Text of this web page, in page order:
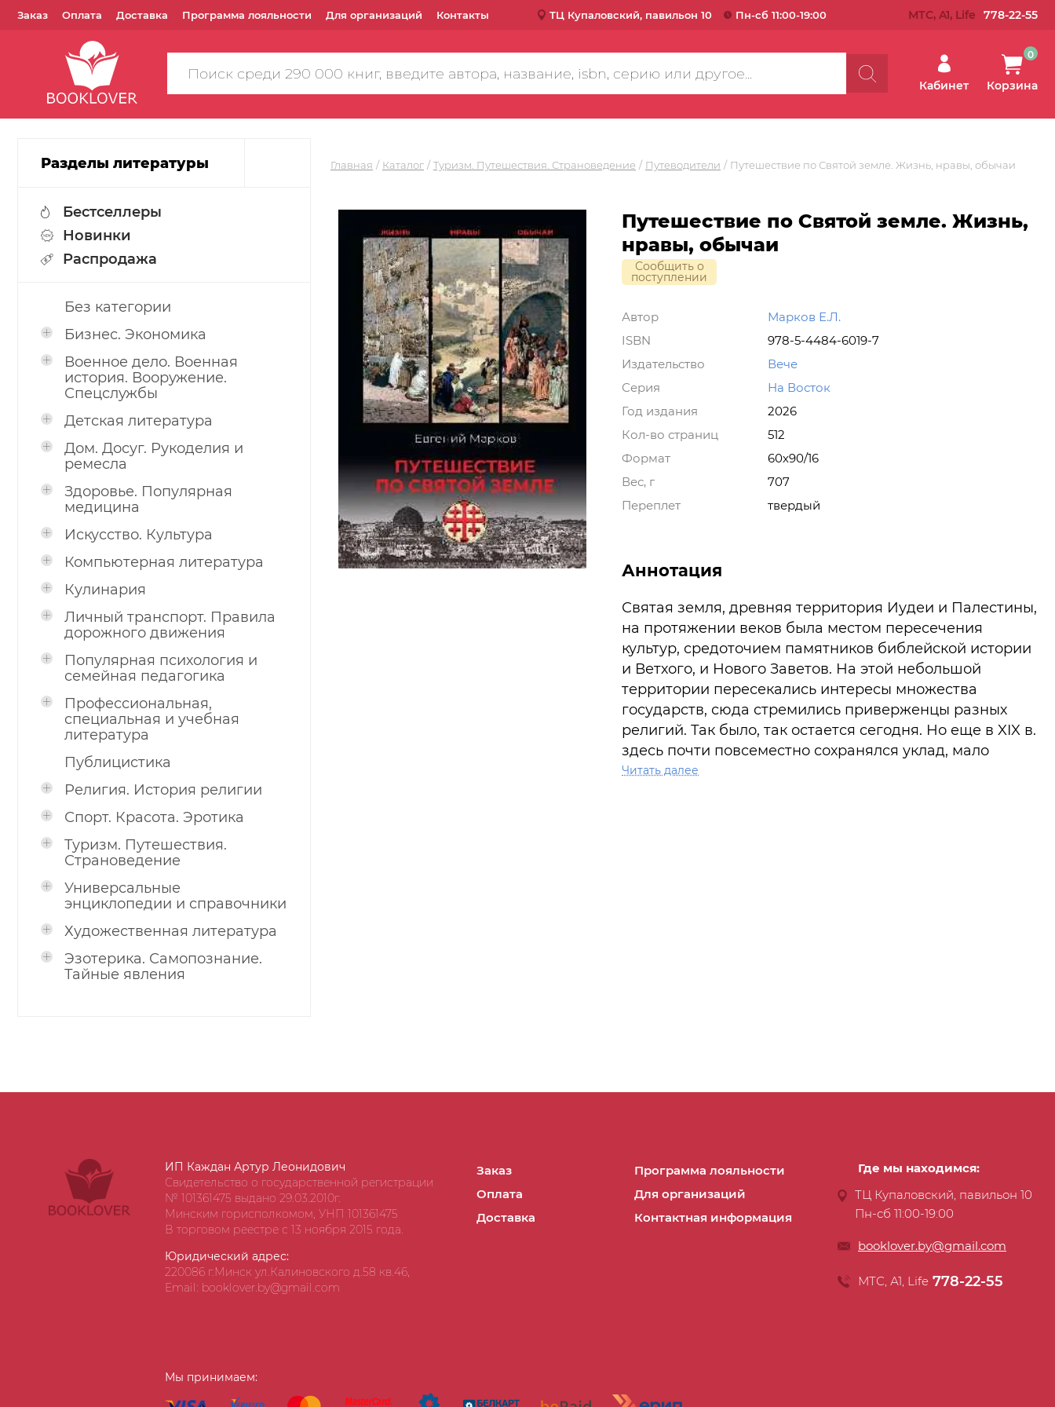
Заказ Оплата Доставка Программа лояльности Для организаций Контакты ТЦ Купаловский, павильон 10 Пн-сб 11:00-19:00 МТС, A1, Life 778-22-55
Поиск
по
Кабинет Корзина
0
Разделы литературы
Бестселлеры
Новинки
Распродажа
Без категории
Бизнес. Экономика
Военное дело. Военная
история. Вооружение.
Спецслужбы
Детская литература
Дом. Досуг. Рукоделия и
ремесла
Здоровье. Популярная
медицина
Искусство. Культура
Компьютерная литература
Кулинария
Личный транспорт. Правила
дорожного движения
Популярная психология и
семейная педагогика
Профессиональная,
специальная и учебная
литература
Публицистика
Религия. История религии
Спорт. Красота. Эротика
Туризм. Путешествия.
Страноведение
Универсальные
энциклопедии и справочники
Художественная литература
Эзотерика. Самопознание.
Тайные явления
Главная Каталог Туризм. Путешествия. Страноведение Путеводители Путешествие по Святой земле. Жизнь, нравы, обычаи
Путешествие по Святой земле. Жизнь,
нравы, обычаи
Сообщить о
поступлении
Автор
Марков Е.Л.
ISBN
978-5-4484-6019-7
Издательство
Вече
Серия
На Восток
Год издания
2026
Кол-во страниц
512
Формат
60х90/16
Вес, г
707
Переплет
твердый
Аннотация
Святая земля, древняя территория Иудеи и Палестины,
на протяжении веков была местом пересечения
культур, средоточием памятников библейской истории
и Ветхого, и Нового З­аветов. На этой небольшой
территории пересекались интересы множества
государств, сюда стремились приверженцы разных
религий. Так было, так остается сегодня. Но еще в XIX в.
здесь почти повсеместно сохранялся уклад, мало
отличавшийся от того, что царил тысячелетия ранее.
Читать далее
ИП Каждан Артур Леонидович
Свидетельство о государственной регистрации
№ 101361475 выдано 29.03.2010г.
Минским горисполкомом, УНП 101361475
В торговом реестре с 13 ноября 2015 года.
Юридический адрес:
220086 г.Минск ул.Калиновского д.58 кв.46,
Email: booklover.by@gmail.com
Заказ
Оплата
Доставка
Программа лояльности
Для организаций
Контактная информация
Мы принимаем:
Где мы находимся:
ТЦ Купаловский, павильон 10
Пн-сб 11:00-19:00
booklover.by@gmail.com
МТС, А1, Life 778-22-55